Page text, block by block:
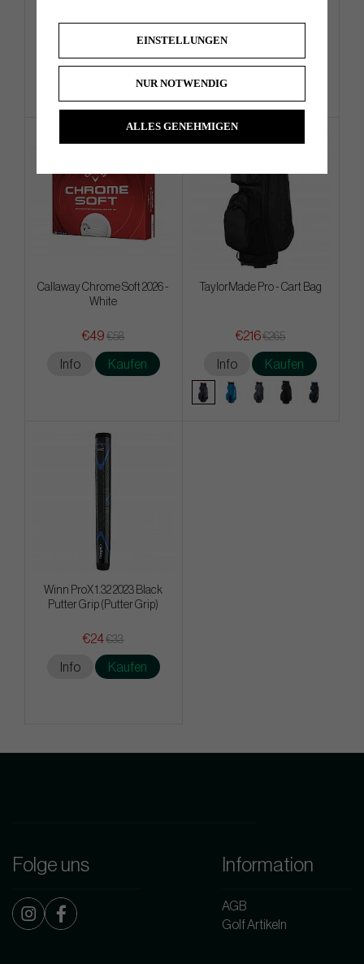
Info Kaufen Info Kaufen
4 FOR 3
Callaway Chrome Soft 2026 -
White
€49 €58
Info Kaufen
TaylorMade Pro - Cart Bag
€216€265
Info Kaufen
Winn ProX 1.32 2023 Black
Putter Grip (Putter Grip)
€24€33
Info Kaufen
Folge uns Information
AGB
Golf Artikeln
EINSTELLUNGEN
NUR NOTWENDIG
ALLES GENEHMIGEN